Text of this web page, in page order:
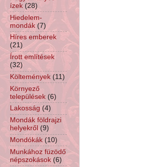
ízek (28)
Hiedelem-
mondák (7)
Híres emberek
(21)
Írott említések
(32)
Költemények (11)
Környező
települések (6)
Lakosság (4)
Mondák földrajzi
helyekről (9)
Mondókák (10)
Munkához füzödő
népszokások (6)